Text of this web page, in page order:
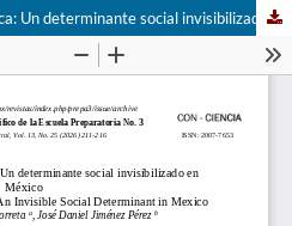
El Masculinidad y salud pública: Un determinante social invisibilizado en México